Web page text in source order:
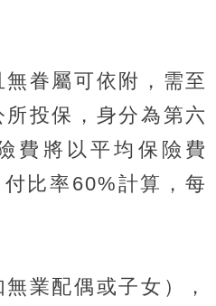
眷屬可依附，需至
投保，身分為第六
費將以平均保險費
比率60%計算，每
業配偶或子女），